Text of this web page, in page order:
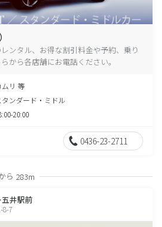
ンタル、お得な割引料金や予約、乗り
から各店舗にお電話ください。
ムリ 等
タンダード・ミドル
20:00
0436-23-2711
ら 283m
五井駅前
8-7